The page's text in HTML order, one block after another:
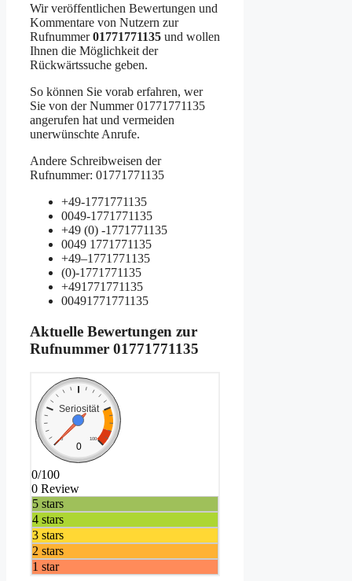
Wir veröffentlichen Bewertungen und
Kommentare von Nutzern zur
Rufnummer01771771135 und wollen
Ihnen die Möglichkeit der
Rückwärtssuche geben.
So können Sie vorab erfahren, wer
Sie von der Nummer 01771771135
angerufen hat und vermeiden
unerwünschte Anrufe.
Andere Schreibweisen der
Rufnummer: 01771771135
+49-1771771135
0049-1771771135
+49 (0) -1771771135
0049 1771771135
+49–1771771135
(0)-1771771135
+491771771135
00491771771135
Aktuelle Bewertungen zur
Rufnummer 01771771135
Seriosität
0 100
0
0/100
0 Review
5 stars
4 stars
3 stars
2 stars
1 star